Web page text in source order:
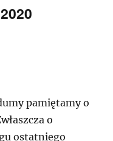
pamiętamy o
o
ostatniego